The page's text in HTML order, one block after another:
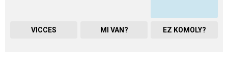
VICCES MI VAN? EZ KOMOLY?